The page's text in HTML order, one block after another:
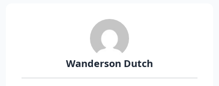
Wanderson Dutch